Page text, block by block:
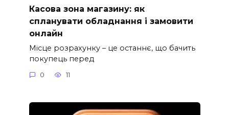
Касова зона магазину: як
спланувати обладнання і замовити
онлайн
Місце розрахунку – це останнє, що бачить
покупець перед
0 11